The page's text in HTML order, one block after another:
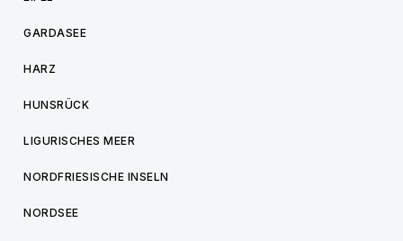
GARDASEE
HARZ
HUNSRÜCK
LIGURISCHES MEER
NORDFRIESISCHE INSELN
NORDSEE